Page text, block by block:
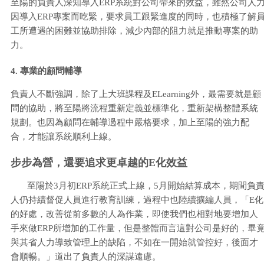
至陽的負責人深知導入ERP系統對公司帶來的效益，雖然公司人
因導入ERP專案而吃緊，要求員工跟緊進度的同時，也積極了解
工所遭遇的困難並協助排除，減少內部的阻力就是推動專案的助
力。
4. 專業的顧問輔導
負責人不斷強調，除了上大班課程及ELearning外，最需要就是顧
問的協助，將至陽將流程重新定義並標準化，重新架構整體系統
規劃。也因為顧問在輔導過程中嚴格要求，加上至陽的強力配
合，才能讓系統順利上線。
步步為營，還要追求更卓越的E化效益
至陽於3月初ERP系統正式上線，5月開始結算成本，期間負責
人仍持續督促人員進行教育訓練，過程中也陸續擴編人員，「E化
的好處，改善從前多數的人為作業，即使我們也相對地要增加人
手來做ERP所增加的工作量，但是整體而言這對公司是好的，畢
與其省人力導致管理上的缺陷，不如在一開始就管控好，後面才
會順暢。」道出了負責人的深謀遠慮。